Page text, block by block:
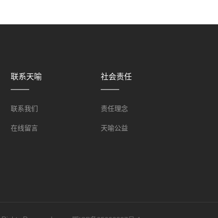
联系天喻
联系我们
在线留言
社会责任
责任理念
天喻公益